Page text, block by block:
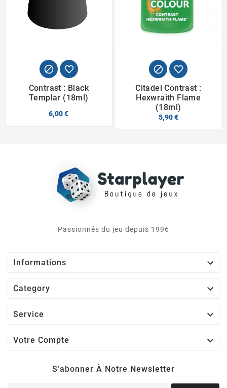
 
Contrast : Black
Templar (18ml)
6,00 €
 
Citadel Contrast :
Hexwraith Flame
(18ml)
5,90 €
Passionnés du jeu depuis 1996
Informations 
Category 
Service 
Votre Compte 
S’abonner À Notre Newsletter